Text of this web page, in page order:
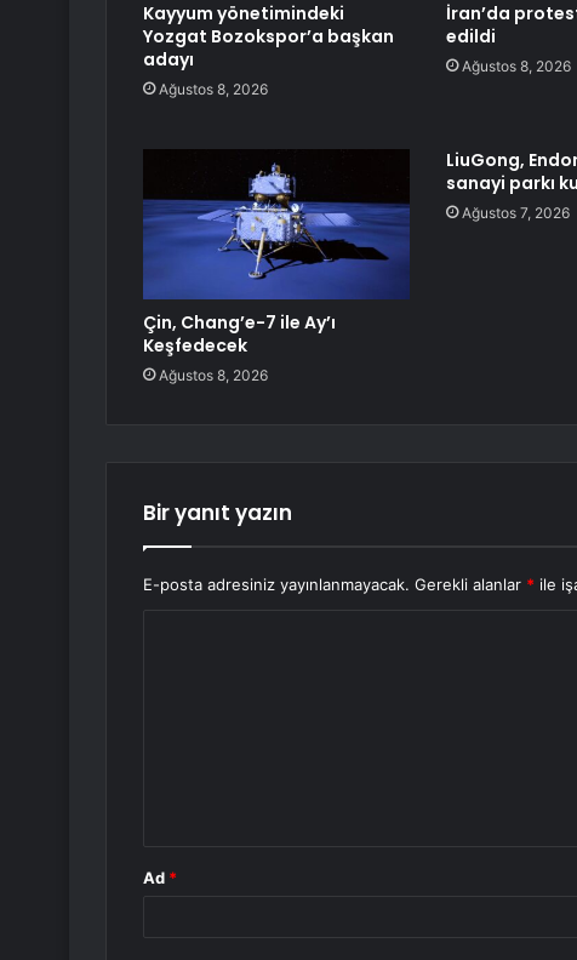
Kayyum yönetimindeki
Yozgat Bozokspor’a başkan
adayı
Ağustos 8, 2026
İran’da
edildi
Ağustos 8, 2026
Çin, Chang’e-7 ile Ay’ı
Keşfedecek
Ağustos 8, 2026
LiuGong,
sanayi parkı
Ağustos 7, 2026
Bir yanıt yazın
E-posta adresiniz yayınlanmayacak. Gerekli alanlar * ile
Ad *